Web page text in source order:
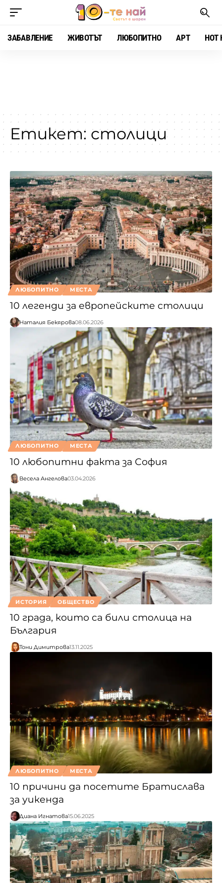
ЗАБАВЛЕНИЕ ЖИВОТЪТ ЛЮБОПИТНО АРТ HOT
Етикет: столици
ЛЮБОПИТНО МЕСТА
10 легенди за европейските столици
Наталия Бекярова08.06.2026
ЛЮБОПИТНО МЕСТА
10 любопитни факта за София
Весела Ангелова03.04.2026
ИСТОРИЯ ОБЩЕСТВО
10 града, които са били столица на
България
Тони Димитрова13.11.2025
ЛЮБОПИТНО МЕСТА
10 причини да посетите Братислава
за уикенда
Диана Игнатова15.06.2025